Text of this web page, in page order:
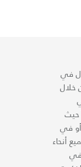
في
خلال
حيث
أو في
أنحاء
في